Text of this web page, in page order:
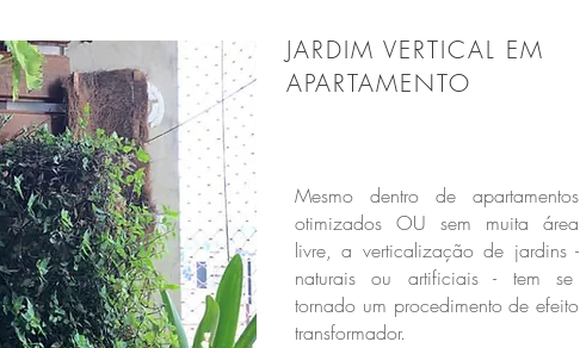
JARDIM VERTICAL EM
APARTAMENTO
Mesmo dentro de apartamentos
otimizados OU sem muita área
livre, a verticalização de jardins -
naturais ou artificiais - tem se
tornado um procedimento de efeito
transformador.